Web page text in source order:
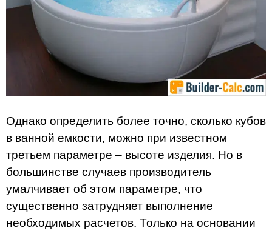
Однако определить более точно, сколько кубов
в ванной емкости, можно при известном
третьем параметре – высоте изделия. Но в
большинстве случаев производитель
умалчивает об этом параметре, что
существенно затрудняет выполнение
необходимых расчетов. Только на основании